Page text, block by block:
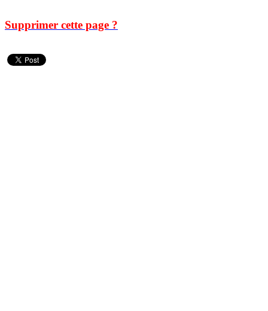
Supprimer cette page ?